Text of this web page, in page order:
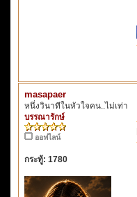
masapaer
หนึ่งวินาทีในหัวใจคน..ไม่เท่า
บรรณารักษ์
ออฟไลน์
กระทู้: 1780